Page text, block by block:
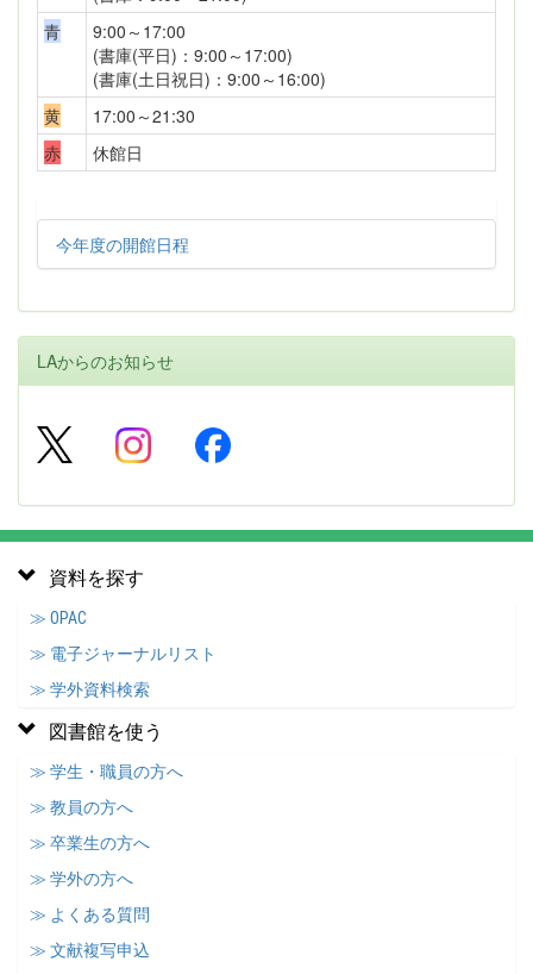
青
9:00～17:00
(書庫(平日)：9:00～17:00)
(書庫(土日祝日)：9:00～16:00)
黄
17:00～21:30
赤
休館日
今年度の開館日程
LAからのお知らせ
資料を探す
≫ OPAC
≫ 電子ジャーナルリスト
≫ 学外資料検索
図書館を使う
≫ 学生・職員の方へ
≫ 教員の方へ
≫ 卒業生の方へ
≫ 学外の方へ
≫ よくある質問
≫ 文献複写申込